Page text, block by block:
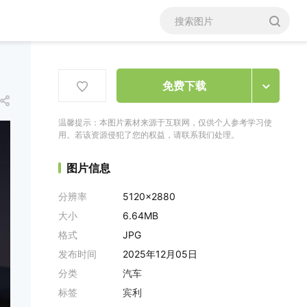
免费下载
温馨提示：本图片素材来源于互联网，仅供个人参考学习使
用。若该资源侵犯了您的权益，请联系我们处理。
图片信息
分辨率
5120x2880
大小
6.64MB
格式
JPG
发布时间
2025年12月05日
分类
汽车
标签
宾利